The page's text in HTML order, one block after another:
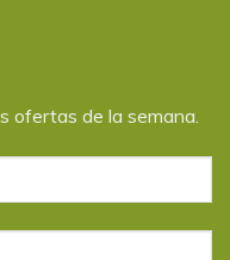
ofertas de la semana.